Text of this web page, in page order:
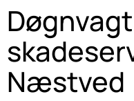
Næstved